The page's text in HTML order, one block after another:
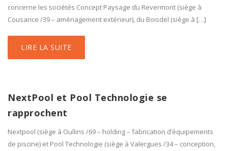
concerne les sociétés Concept Paysage du Revermont (siège à
Cousance /39 – aménagement extérieur), du Boisdel (siège à […]
LIRE LA SUITE
NextPool et Pool Technologie se
rapprochent
Nextpool (siège à Oullins /69 – holding – fabrication d’équipements
de piscine) et Pool Technologie (siège à Valergues /34 – conception,